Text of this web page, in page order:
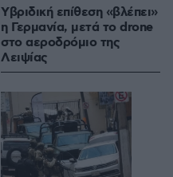
Υβριδική επίθεση «βλέπει»
η Γερμανία, μετά το drone
στο αεροδρόμιο της
Λειψίας